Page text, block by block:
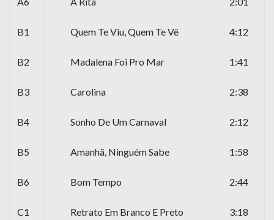
B1 Quem Te Viu, Quem Te Vê 4:12
B2 Madalena Foi Pro Mar 1:41
B3 Carolina 2:38
B4 Sonho De Um Carnaval 2:12
B5 Amanhã, Ninguém Sabe 1:58
B6 Bom Tempo 2:44
C1 Retrato Em Branco E Preto 3:18